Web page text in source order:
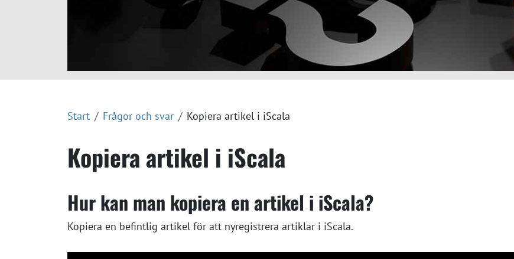
Start Frågor och svar Kopiera artikel i iScala
Kopiera artikel i iScala
Hur kan man kopiera en artikel i iScala?
Kopiera en befintlig artikel för att nyregistrera artiklar i iScala.